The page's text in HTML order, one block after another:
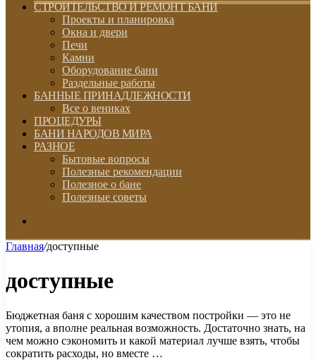
СТРОИТЕЛЬСТВО И РЕМОНТ БАНИ
Проекты и планировка
Окна и двери
Печи
Камни
Оборудование бани
Раздельные работы
БАННЫЕ ПРИНАДЛЕЖНОСТИ
Все о вениках
ПРОЦЕДУРЫ
БАНИ НАРОДОВ МИРА
РАЗНОЕ
Бытовые вопросы
Полезные рекомендации
Полезное о бане
Полезные советы
Главная/доступные
доступные
Бюджетная баня с хорошим качеством постройки — это не
утопия, а вполне реальная возможность. Достаточно знать, на
чем можно сэкономить и какой материал лучше взять, чтобы
сократить расходы, но вместе …